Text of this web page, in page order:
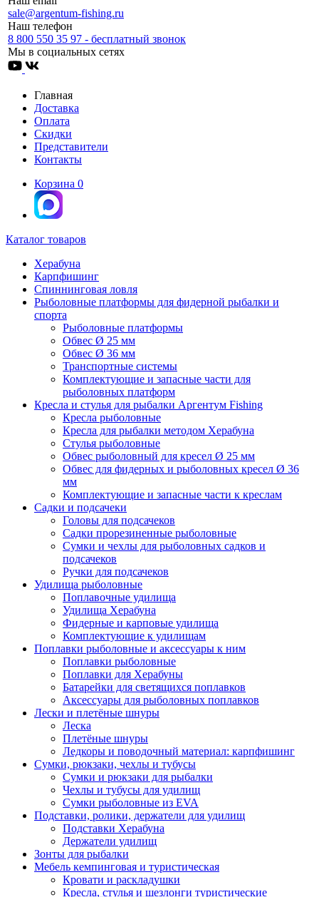
sale@argentum-fishing.ru
Наш телефон
8 800 550 35 97 - бесплатный звонок
Мы в социальных сетях
Главная
Доставка
Оплата
Скидки
Представители
Контакты
Корзина 0
Каталог товаров
Херабуна
Карпфишинг
Спиннинговая ловля
Рыболовные платформы для фидерной рыбалки и
спорта
Рыболовные платформы
Обвес Ø 25 мм
Обвес Ø 36 мм
Транспортные системы
Комплектующие и запасные части для
рыболовных платформ
Кресла и стулья для рыбалки Аргентум Fishing
Кресла рыболовные
Кресла для рыбалки методом Херабуна
Стулья рыболовные
Обвес рыболовный для кресел Ø 25 мм
Обвес для фидерных и рыболовных кресел Ø 36
мм
Комплектующие и запасные части к креслам
Садки и подсачеки
Головы для подсачеков
Садки прорезиненные рыболовные
Сумки и чехлы для рыболовных садков и
подсачеков
Ручки для подсачеков
Удилища рыболовные
Поплавочные удилища
Удилища Херабуна
Фидерные и карповые удилища
Комплектующие к удилищам
Поплавки рыболовные и аксессуары к ним
Поплавки рыболовные
Поплавки для Херабуны
Батарейки для светящихся поплавков
Аксессуары для рыболовных поплавков
Лески и плетёные шнуры
Леска
Плетёные шнуры
Ледкоры и поводочный материал: карпфишинг
Сумки, рюкзаки, чехлы и тубусы
Сумки и рюкзаки для рыбалки
Чехлы и тубусы для удилищ
Сумки рыболовные из EVA
Подставки, ролики, держатели для удилищ
Подставки Херабуна
Держатели удилищ
Зонты для рыбалки
Мебель кемпинговая и туристическая
Кровати и раскладушки
Кресла, стулья и шезлонги туристические